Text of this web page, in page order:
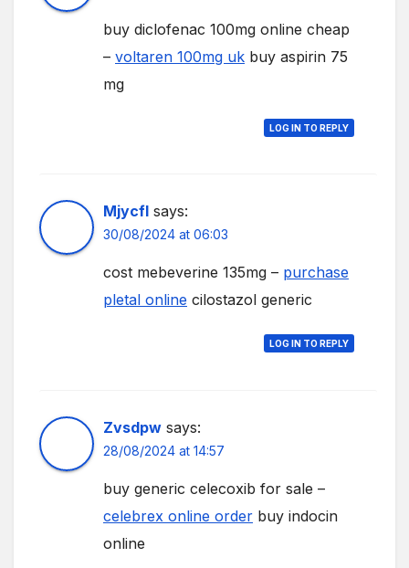
buy diclofenac 100mg online cheap
– voltaren 100mg uk buy aspirin 75
mg
LOG IN TO REPLY
Mjycfl says:
30/08/2024 at 06:03
cost mebeverine 135mg – purchase
pletal online cilostazol generic
LOG IN TO REPLY
Zvsdpw says:
28/08/2024 at 14:57
buy generic celecoxib for sale –
celebrex online order buy indocin
online